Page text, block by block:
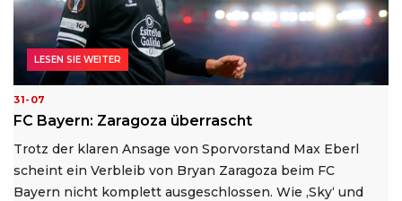
31-07
FC Bayern: Zaragoza überrascht
Trotz der klaren Ansage von Sporvorstand Max Eberl
scheint ein Verbleib von Bryan Zaragoza beim FC
Bayern nicht komplett ausgeschlossen. Wie ‚Sky‘ und
LESEN SIE WEITER